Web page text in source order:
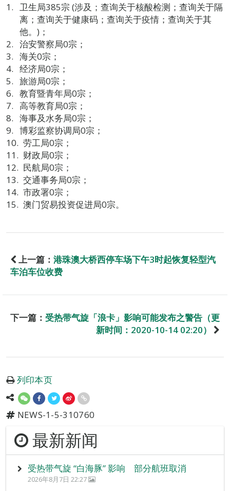
卫生局385宗 (涉及；查询关于核酸检测；查询关于隔
离；查询关于健康码；查询关于疫情；查询关于其
他。)；
治安警察局0宗；
海关0宗；
经济局0宗；
旅游局0宗；
教育暨青年局0宗；
高等教育局0宗；
海事及水务局0宗；
博彩监察协调局0宗；
劳工局0宗；
财政局0宗；
民航局0宗；
交通事务局0宗；
市政署0宗；
澳门贸易投资促进局0宗。
上一篇： 港珠澳大桥西停车场下午3时起恢复轻型汽
车泊车位收费
下一篇： 受热带气旋「浪卡」影响可能发布之警告（更
新时间：2020-10-14 02:20）
列印本页
NEWS-1-5-310760
最新新闻
受热带气旋 “白海豚” 影响 部分航班取消
2026年8月7日 22:27